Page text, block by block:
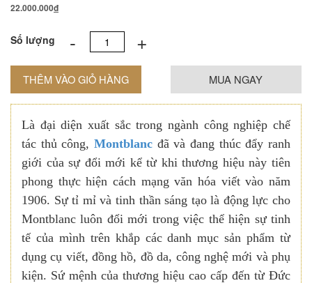
22.000.000đ
Số lượng - +
THÊM VÀO GIỎ HÀNG MUA NGAY
Là đại diện xuất sắc trong ngành công nghiệp chế
tác thủ công, Montblanc đã và đang thúc đẩy ranh
giới của sự đổi mới kể từ khi thương hiệu này tiên
phong thực hiện cách mạng văn hóa viết vào năm
1906. Sự tỉ mỉ và tinh thần sáng tạo là động lực cho
Montblanc luôn đổi mới trong việc thể hiện sự tinh
tế của mình trên khắp các danh mục sản phẩm từ
dụng cụ viết, đồng hồ, đồ da, công nghệ mới và phụ
kiện. Sứ mệnh của thương hiệu cao cấp đến từ Đức